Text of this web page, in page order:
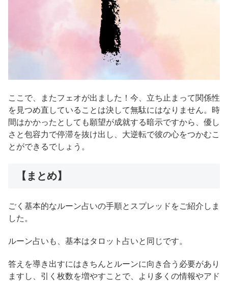
ここで、またフェオが出ました！今、立ち止まって関係性
を見つめ直していることは決して無駄にはなりません。時
間はかかったとしても願望が成就する暗示ですから、優し
さと包容力で停滞を抜け出し、大逆転で彼の心をつかむこ
とができるでしょう。
【まとめ】
ごく基本的なルーン占いの手順とスプレッドをご紹介しま
した。
ルーン占いも、基本はタロット占いと同じです。
答えを導き出すにはきちんとルーンに向き合う必要があり
ますし、引く枚数を増やすことで、より多くの情報やアド